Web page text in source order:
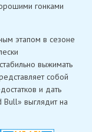
гонками
этапом в сезоне
выжимать
собой
и дать
Bull» выглядит на